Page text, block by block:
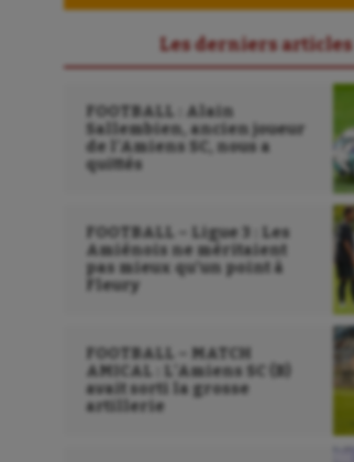
Les derniers articles
FOOTBALL : Alain
Sallembien, ancien joueur
de l’Amiens SC, nous a
quittés
FOOTBALL – Ligue 3 : Les
Amiénois ne méritaient
pas mieux qu’un point à
Fleury
FOOTBALL – MATCH
AMICAL : L’Amiens SC (B)
avait sorti la grosse
artillerie